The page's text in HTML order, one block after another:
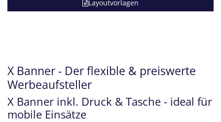
Layoutvorlagen
X Banner - Der flexible & preiswerte
Werbeaufsteller
X Banner inkl. Druck & Tasche - ideal für
mobile Einsätze